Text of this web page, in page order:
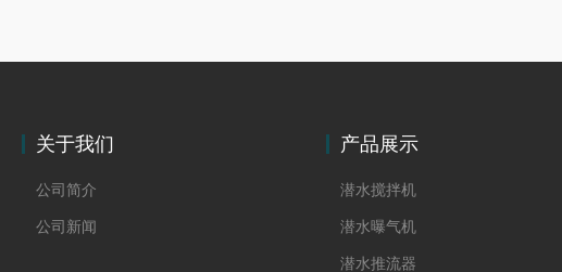
关于我们
公司简介
公司新闻
产品展示
潜水搅拌机
潜水曝气机
潜水推流器